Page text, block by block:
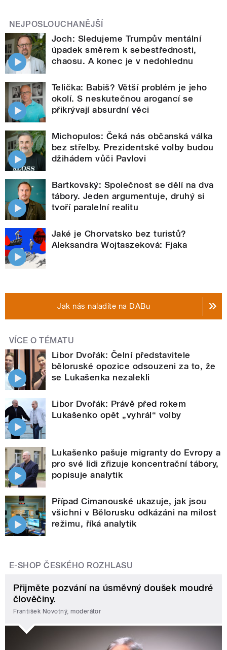
NEJPOSLOUCHANĚJŠÍ
Joch: Sledujeme Trumpův mentální
úpadek směrem k sebestřednosti,
chaosu. A konec je v nedohlednu
Telička: Babiš? Větší problém je jeho
okolí. S neskutečnou arogancí se
přikrývají absurdní věci
Michopulos: Čeká nás občanská válka
bez střelby. Prezidentské volby budou
džihádem vůči Pavlovi
Bartkovský: Společnost se dělí na dva
tábory. Jeden argumentuje, druhý si
tvoří paralelní realitu
Jaké je Chorvatsko bez turistů?
Aleksandra Wojtaszeková: Fjaka
Jak nás naladíte na DABu
VÍCE O TÉMATU
Libor Dvořák: Čelní představitele
běloruské opozice odsouzeni za to, že
se Lukašenka nezalekli
Libor Dvořák: Právě před rokem
Lukašenko opět „vyhrál“ volby
Lukašenko pašuje migranty do Evropy a
pro své lidi zřizuje koncentrační tábory,
popisuje analytik
Případ Cimanouské ukazuje, jak jsou
všichni v Bělorusku odkázáni na milost
režimu, říká analytik
E-SHOP ČESKÉHO ROZHLASU
Přijměte pozvání na úsměvný doušek moudré
člověčiny.
František Novotný, moderátor